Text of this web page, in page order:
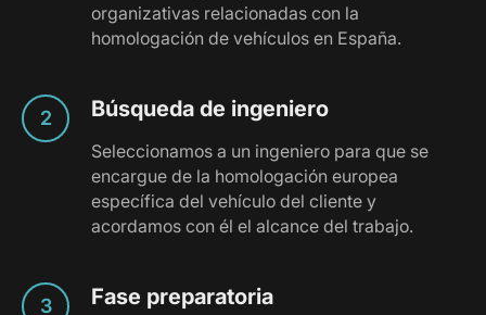
organizativas relacionadas con la
homologación de vehículos en España.
Búsqueda de ingeniero
Seleccionamos a un ingeniero para que se
encargue de la homologación europea
específica del vehículo del cliente y
acordamos con él el alcance del trabajo.
Fase preparatoria